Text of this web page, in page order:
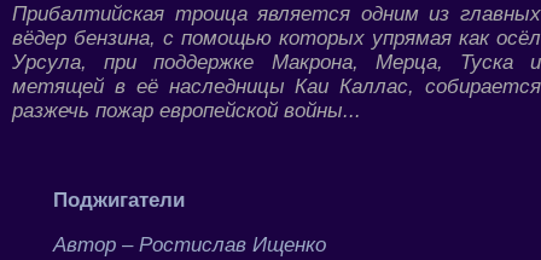
Прибалтийская троица является одним из главных
вёдер бензина, с помощью которых упрямая как осёл
Урсула, при поддержке Макрона, Мерца, Туска и
метящей в её наследницы Каи Каллас, собирается
разжечь пожар европейской войны...
Поджигатели
Автор – Ростислав Ищенко